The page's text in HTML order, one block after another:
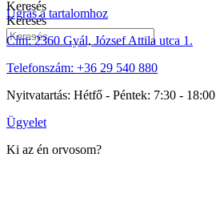
Ugrás a tartalomhoz
Cím:2360 Gyál, József Attila utca 1.
Telefonszám: +36 29 540 880
Nyitvatartás: Hétfő - Péntek: 7:30 - 18:00
Ügyelet
Ki az én orvosom?
Keresés
Keresés